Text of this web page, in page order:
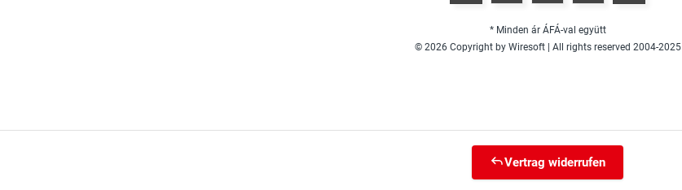
* Minden ár ÁFÁ-val együtt
© 2026 Copyright by Wiresoft | All rights reserved 2004-2025
Vertrag widerrufen